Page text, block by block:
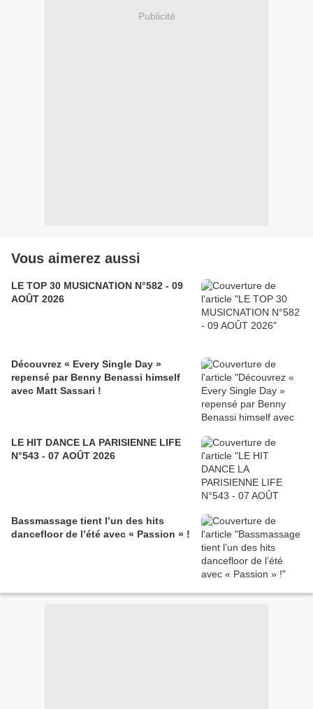
Publicité
Vous aimerez aussi
LE TOP 30 MUSICNATION N°582 - 09
AOÛT 2026
Découvrez « Every Single Day »
repensé par Benny Benassi himself
avec Matt Sassari !
LE HIT DANCE LA PARISIENNE LIFE
N°543 - 07 AOÛT 2026
Bassmassage tient l’un des hits
dancefloor de l’été avec « Passion » !